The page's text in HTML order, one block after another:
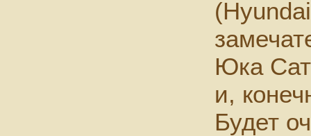
Юка
и,
Будет